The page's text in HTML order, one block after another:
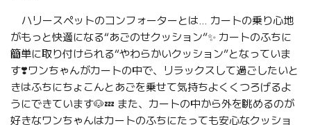
ハリースペットのコンフォーターとは… カートの乗り心地
がもっと快適になる“あごのせクッション”✨ カートのふちに
簡単に取り付けられる“やわらかいクッション”となっていま
す❣️ワンちゃんがカートの中で、リラックスして過ごしたいと
きはふちにちょこんとあごを乗せて気持ちよくくつろげるよ
うにできています🐶💤 また、カートの中から外を眺めるのが
好きなワンちゃんはカートのふちにたっても安心なクッショ